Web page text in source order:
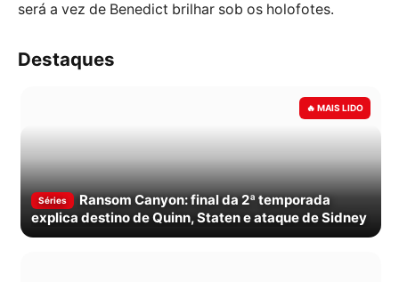
será a vez de Benedict brilhar sob os holofotes.
Destaques
Séries
Ransom Canyon: final da 2ª temporada
explica destino de Quinn, Staten e ataque de Sidney